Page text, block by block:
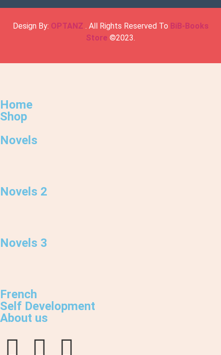
Design By: OPTANZ . All Rights Reserved To BiB-Books
Store ©2023.
Home
Shop
Novels
Novels 2
Novels 3
French
Self Development
About us